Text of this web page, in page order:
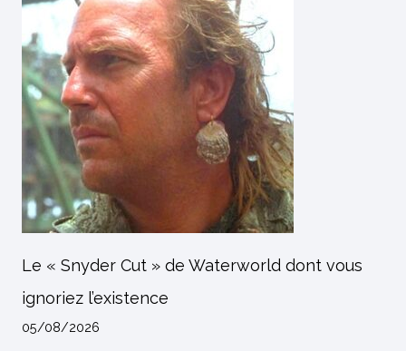
Le « Snyder Cut » de Waterworld dont vous
ignoriez l’existence
05/08/2026